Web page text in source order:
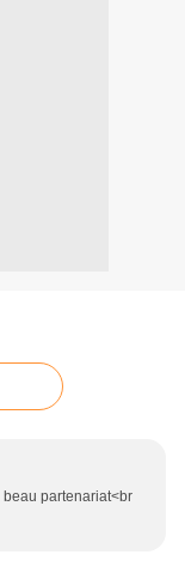
beau partenariat<br